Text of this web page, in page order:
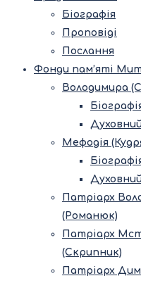
Біографія
Проповіді
Послання
Фонди пам’яті
Володимира
Мефодія
Патріарх
(Романюк)
Патріарх
(Скрипник)
Патріарх